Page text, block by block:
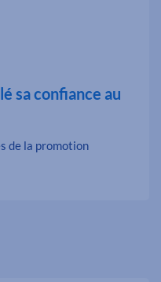
sa confiance au
de la promotion